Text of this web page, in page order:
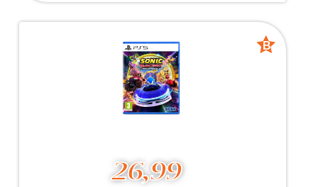
-----------------------------------
B
26,99
B
grade